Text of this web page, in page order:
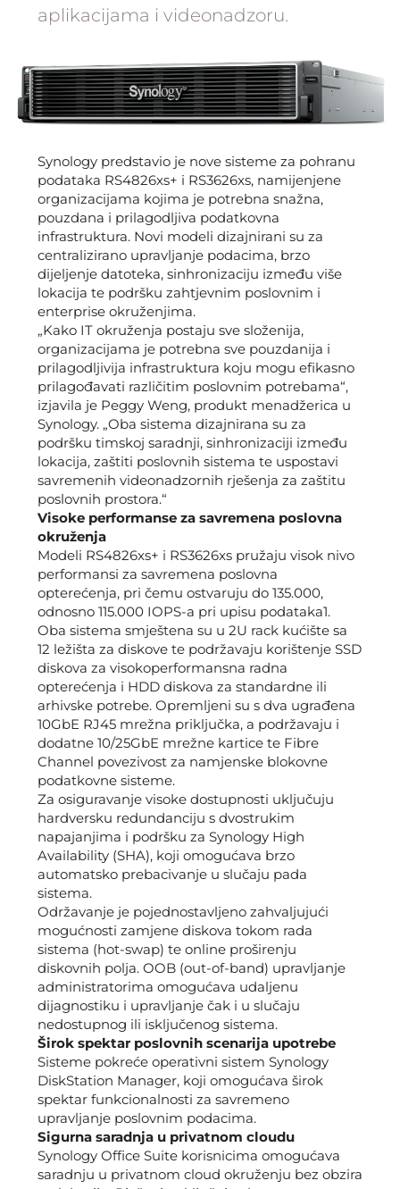
aplikacijama i videonadzoru.
Synology predstavio je nove sisteme za pohranu
podataka RS4826xs+ i RS3626xs, namijenjene
organizacijama kojima je potrebna snažna,
pouzdana i prilagodljiva podatkovna
infrastruktura. Novi modeli dizajnirani su za
centralizirano upravljanje podacima, brzo
dijeljenje datoteka, sinhronizaciju između više
lokacija te podršku zahtjevnim poslovnim i
enterprise okruženjima.
„Kako IT okruženja postaju sve složenija,
organizacijama je potrebna sve pouzdanija i
prilagodljivija infrastruktura koju mogu efikasno
prilagođavati različitim poslovnim potrebama“,
izjavila je Peggy Weng, produkt menadžerica u
Synology. „Oba sistema dizajnirana su za
podršku timskoj saradnji, sinhronizaciji između
lokacija, zaštiti poslovnih sistema te uspostavi
savremenih videonadzornih rješenja za zaštitu
poslovnih prostora.“
Visoke performanse za savremena poslovna
okruženja
Modeli RS4826xs+ i RS3626xs pružaju visok nivo
performansi za savremena poslovna
opterećenja, pri čemu ostvaruju do 135.000,
odnosno 115.000 IOPS-a pri upisu podataka1.
Oba sistema smještena su u 2U rack kućište sa
12 ležišta za diskove te podržavaju korištenje SSD
diskova za visokoperformansna radna
opterećenja i HDD diskova za standardne ili
arhivske potrebe. Opremljeni su s dva ugrađena
10GbE RJ45 mrežna priključka, a podržavaju i
dodatne 10/25GbE mrežne kartice te Fibre
Channel povezivost za namjenske blokovne
podatkovne sisteme.
Za osiguravanje visoke dostupnosti uključuju
hardversku redundanciju s dvostrukim
napajanjima i podršku za Synology High
Availability (SHA), koji omogućava brzo
automatsko prebacivanje u slučaju pada
sistema.
Održavanje je pojednostavljeno zahvaljujući
mogućnosti zamjene diskova tokom rada
sistema (hot-swap) te online proširenju
diskovnih polja. OOB (out-of-band) upravljanje
administratorima omogućava udaljenu
dijagnostiku i upravljanje čak i u slučaju
nedostupnog ili isključenog sistema.
Širok spektar poslovnih scenarija upotrebe
Sisteme pokreće operativni sistem Synology
DiskStation Manager, koji omogućava širok
spektar funkcionalnosti za savremeno
upravljanje poslovnim podacima.
Sigurna saradnja u privatnom cloudu
Synology Office Suite korisnicima omogućava
saradnju u privatnom cloud okruženju bez obzira